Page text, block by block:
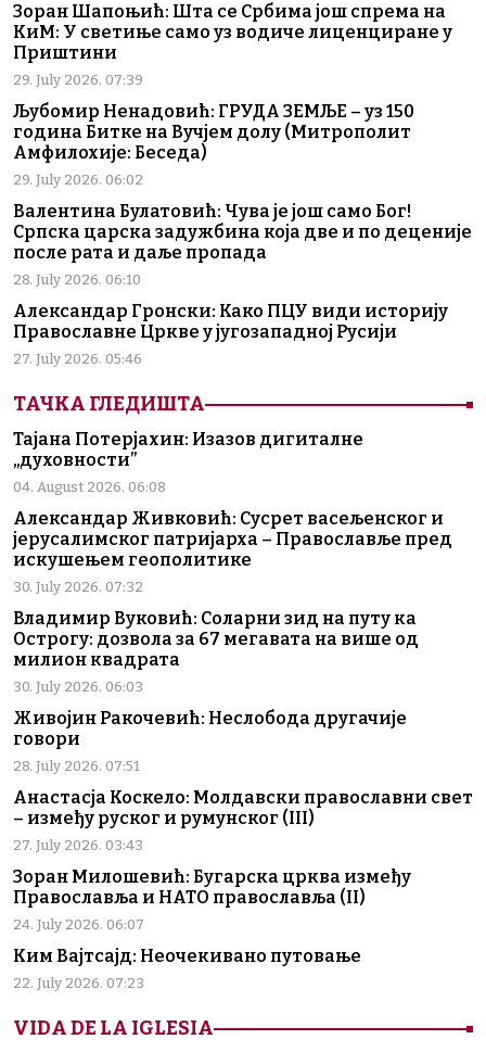
Зоран Шапоњић: Шта се Србима још спрема на
КиМ: У светиње само уз водиче лиценциране у
Приштини
29. July 2026. 07:39
Љубомир Ненадовић: ГРУДА ЗЕМЉЕ – уз 150
година Битке на Вучјем долу (Митрополит
Амфилохије: Беседа)
29. July 2026. 06:02
Валентина Булатовић: Чува је још само Бог!
Српска царска задужбина која две и по деценије
после рата и даље пропада
28. July 2026. 06:10
Александар Гронски: Како ПЦУ види историју
Православне Цркве у југозападној Русији
27. July 2026. 05:46
ТАЧКА ГЛЕДИШТА
Тајана Потерјахин: Изазов дигиталне
„духовности”
04. August 2026. 06:08
Александар Живковић: Сусрет васељенског и
јерусалимског патријарха – Православље пред
искушењем геополитике
30. July 2026. 07:32
Владимир Вуковић: Соларни зид на путу ка
Острогу: дозвола за 67 мегавата на више од
милион квадрата
30. July 2026. 06:03
Живојин Ракочевић: Неслобода другачије
говори
28. July 2026. 07:51
Анастасја Коскело: Молдавски православни свет
– између руског и румунског (III)
27. July 2026. 03:43
Зоран Милошевић: Бугарска црква између
Православља и НАТО православља (II)
24. July 2026. 06:07
Ким Вајтсајд: Неочекивано путовање
22. July 2026. 07:23
VIDA DE LA IGLESIA